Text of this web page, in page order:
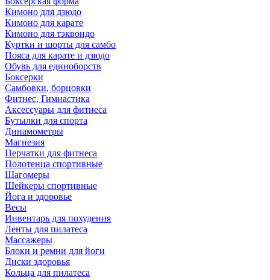
Кимоно для дзюдо
Кимоно для карате
Кимоно для тэквондо
Куртки и шорты для самбо
Пояса для карате и дзюдо
Обувь для единоборств
Боксерки
Самбовки, борцовки
Фитнес, Гимнастика
Аксессуары для фитнеса
Бутылки для спорта
Динамометры
Магнезия
Перчатки для фитнеса
Полотенца спортивные
Шагомеры
Шейкеры спортивные
Йога и здоровье
Весы
Инвентарь для похудения
Ленты для пилатеса
Массажеры
Блоки и ремни для йоги
Диски здоровья
Кольца для пилатеса